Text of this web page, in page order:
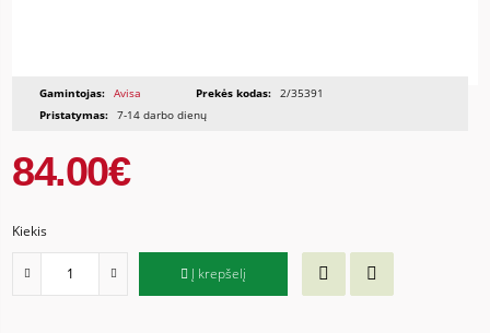
Gamintojas: Avisa Prekės kodas: 2/35391
Pristatymas: 7-14 darbo dienų
84.00€
Kiekis
Į krepšelį